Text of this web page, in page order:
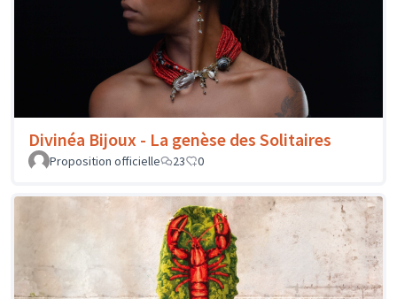
Divinéa Bijoux - La genèse des Solitaires
Proposition officielle 23 0